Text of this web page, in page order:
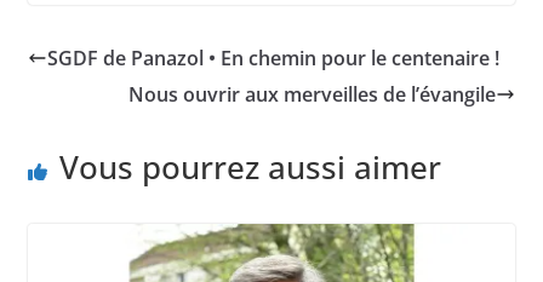
SGDF de Panazol • En chemin pour le centenaire !
Nous ouvrir aux merveilles de l’évangile
Vous pourrez aussi aimer